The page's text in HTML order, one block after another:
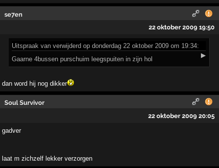
se7en
22 oktober 2009 19:50
Uitspraak van verwijderd op donderdag 22 oktober 2009 om 19:34:
▶
Gaarne 4bussen purschuim leegspuiten in zijn hol
dan word hij nog dikker
Soul Survivor
22 oktober 2009 20:05
gadver
laat m zichzelf lekker verzorgen